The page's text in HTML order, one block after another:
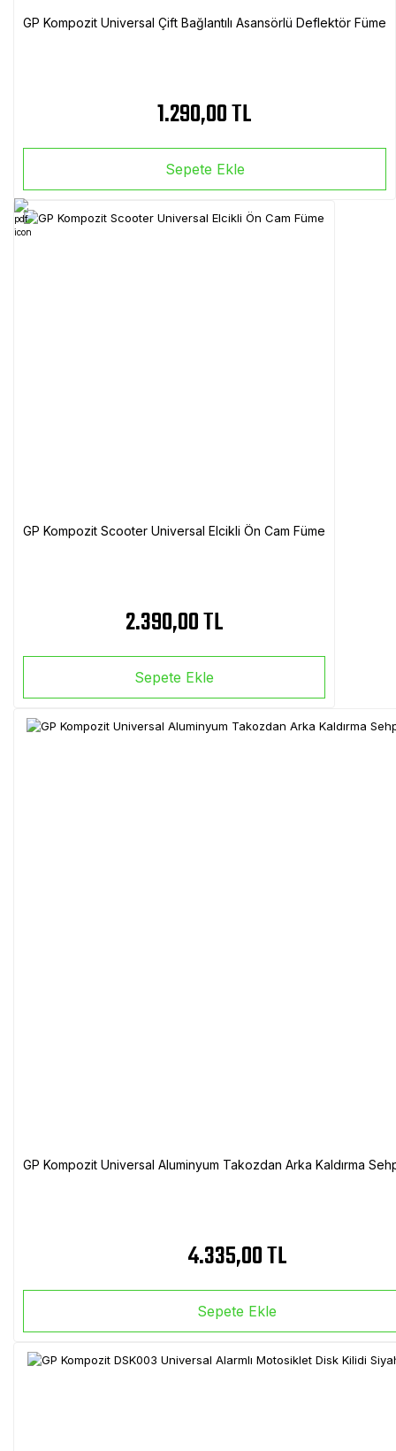
GP Kompozit Universal Çift Bağlantılı Asansörlü Deflektör Füme
1.290,00 TL
Sepete Ekle
GP Kompozit Scooter Universal Elcikli Ön Cam Füme
2.390,00 TL
Sepete Ekle
GP Kompozit Universal Aluminyum Takozdan Arka Kaldırma
4.335,00 TL
Sepete Ekle